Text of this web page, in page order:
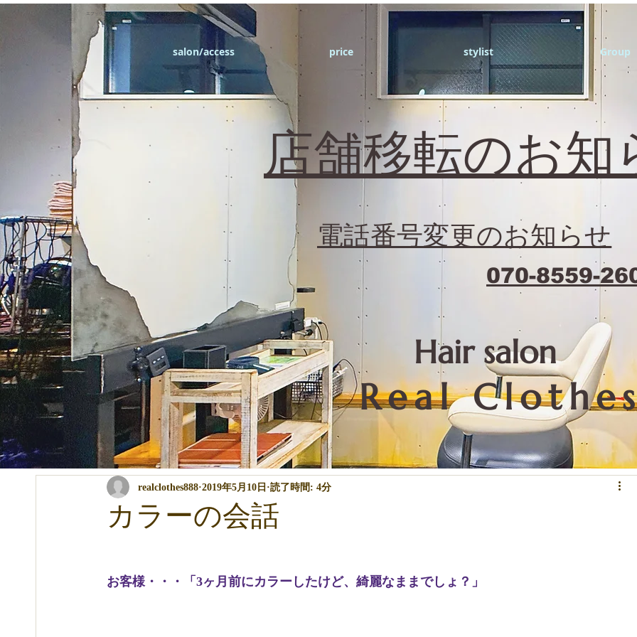
全ての記事 コンテスト・イベント関係 パーマ・カラー・トリートメントなど技術関係 重要なこと お知らせ
講習関係 ブログ
カラーの会話
realclothes888 2019年5月10日 読了時間: 4分
お客様・・・「3ヶ月前にカラーしたけど、綺麗なままでしょ？」
エフィラージュカット
店舗移転のお知
電話番号変更のお知らせ
070-8559-
​Hair salon
Real
salon/access price stylist Group